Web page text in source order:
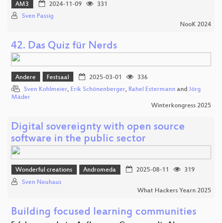
AM3 2024-11-09
331
Sven Passig
NooK 2024
42. Das Quiz für Nerds
Andere Festsaal 2025-03-01
336
Sven Kohlmeier, Erik Schönenberger, Rahel Estermann and Jörg
Mäder
Winterkongress 2025
Digital sovereignty with open source
software in the public sector
Wonderful creations Andromeda 2025-08-11
319
Sven Neuhaus
What Hackers Yearn 2025
Building focused learning communities